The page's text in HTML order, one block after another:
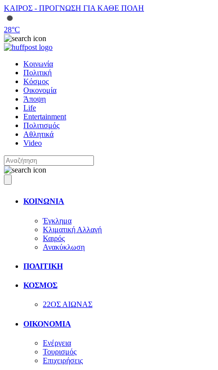
ΚΑΙΡΟΣ - ΠΡΟΓΝΩΣΗ ΓΙΑ ΚΑΘΕ ΠΟΛΗ
28°C
Κοινωνία
Πολιτική
Κόσμος
Οικονομία
Άποψη
Life
Entertainment
Πολιτισμός
Αθλητικά
Video
ΚΟΙΝΩΝΙΑ
Έγκλημα
Κλιματική Αλλαγή
Καιρός
Ανακύκλωση
ΠΟΛΙΤΙΚΗ
ΚΟΣΜΟΣ
22ΟΣ ΑΙΩΝΑΣ
ΟΙΚΟΝΟΜΙΑ
Ενέργεια
Τουρισμός
Επιχειρήσεις